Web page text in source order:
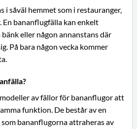
i såväl hemmet som i restauranger,
En bananflugfälla kan enkelt
bänk eller någon annanstans där
På bara någon vecka kommer
av fällor för bananflugor att
funktion. De består av en
bananflugorna attraheras av